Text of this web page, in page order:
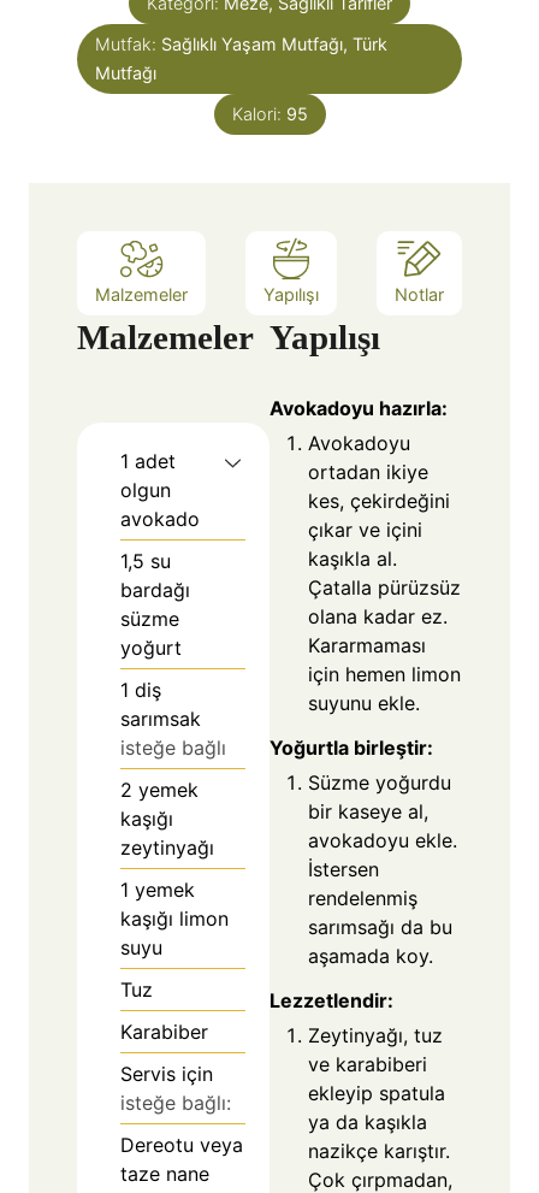
Mutfak: Sağlıklı Yaşam Mutfağı, Türk
Mutfağı
Kalori: 95
Malzemeler Yapılışı Notlar
Malzemeler
1 adet
olgun
avokado
1,5 su
bardağı
süzme
yoğurt
1 diş
sarımsak
isteğe bağlı
2 yemek
kaşığı
zeytinyağı
1 yemek
kaşığı limon
suyu
Tuz
Karabiber
Servis için
isteğe bağlı:
Dereotu veya
taze nane
Yapılışı
Avokadoyu hazırla:
Avokadoyu
ortadan ikiye
kes, çekirdeğini
çıkar ve içini
kaşıkla al.
Çatalla pürüzsüz
olana kadar ez.
Kararmaması
için hemen limon
suyunu ekle.
Yoğurtla birleştir:
Süzme yoğurdu
bir kaseye al,
avokadoyu ekle.
İstersen
rendelenmiş
sarımsağı da bu
aşamada koy.
Lezzetlendir:
Zeytinyağı, tuz
ve karabiberi
ekleyip spatula
ya da kaşıkla
nazikçe karıştır.
Çok çırpmadan,